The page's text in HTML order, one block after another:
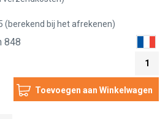
(berekend bij het afrekenen)
848
1